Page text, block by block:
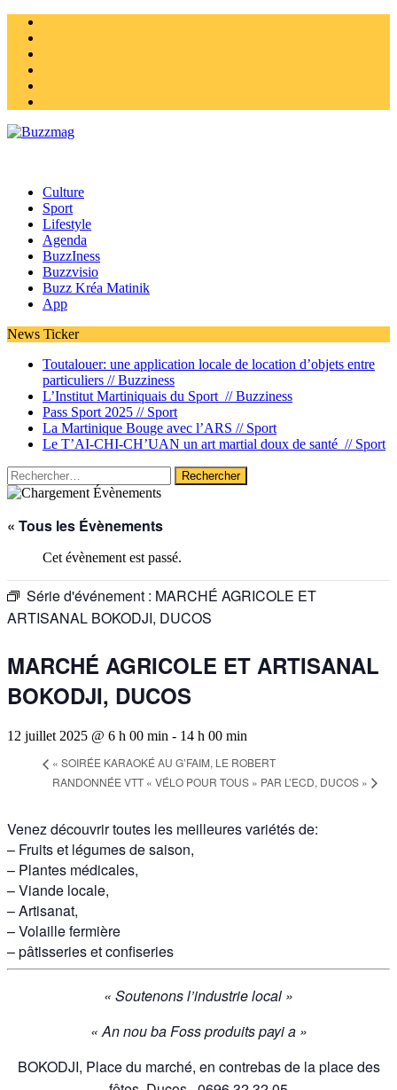
Culture
Sport
Lifestyle
Agenda
BuzzIness
Buzzvisio
Buzz Kréa Matinik
App
News Ticker
Toutalouer: une application locale de location d’objets entre
particuliers //Buzziness
L’Institut Martiniquais du Sport //Buzziness
Pass Sport 2025 // Sport
La Martinique Bouge avec l’ARS // Sport
Le T’AI-CHI-CH’UAN un art martial doux de santé // Sport
Rechercher :
« Tous les Évènements
Cet évènement est passé.
Série d'événement : MARCHÉ AGRICOLE ET
ARTISANAL BOKODJI, DUCOS
MARCHÉ AGRICOLE ET ARTISANAL
BOKODJI, DUCOS
12 juillet 2025 @ 6 h 00 min - 14 h 00 min
« SOIRÉE KARAOKÉ AU G’FAIM, LE ROBERT
RANDONNÉE VTT « VÉLO POUR TOUS » PAR L’ECD, DUCOS »
Venez découvrir toutes les meilleures variétés de:
– Fruits et légumes de saison,
– Plantes médicales,
– Viande locale,
– Artisanat,
– Volaille fermière
– pâtisseries et confiseries
« Soutenons l’industrie local »
« An nou ba Foss produits payi a »
BOKODJI, Place du marché, en contrebas de la place des